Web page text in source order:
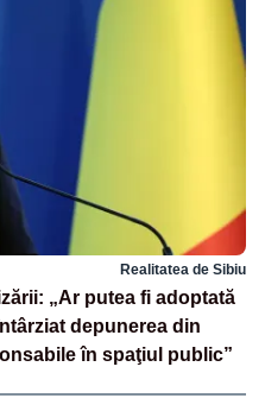
Realitatea de Sibiu
„Ar putea fi adoptată
depunerea din
în spaţiul public”